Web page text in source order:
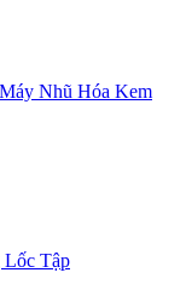
Nhũ Hóa Kem
Tập